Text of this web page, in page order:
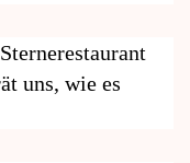
uns, wie es